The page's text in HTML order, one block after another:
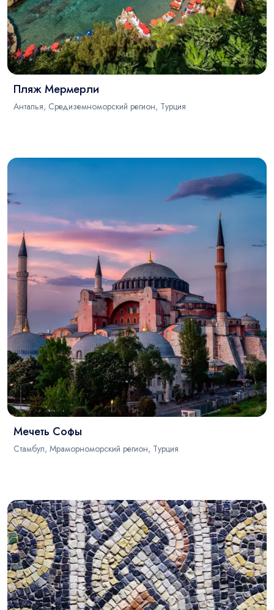
Пляж Мермерли
Анталья, Средиземноморский регион, Турция
Мечеть Софы
Стамбул, Мраморноморский регион, Турция